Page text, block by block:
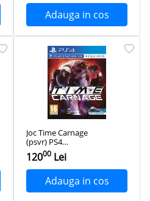
Adauga in cos
Joc Time Carnage
(psvr) PS4
PlayStation 4,
Second-Hand
12000 Lei
Adauga in cos